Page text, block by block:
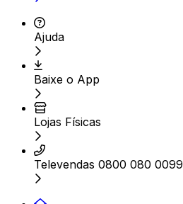
Ajuda
Baixe o App
Lojas Físicas
Televendas 0800 080 0099